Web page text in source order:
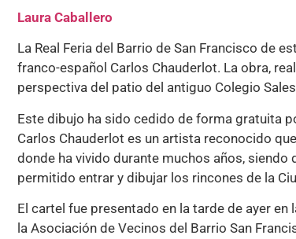
Laura Caballero
La Real Feria del Barrio de San Francisco de
franco-español Carlos Chauderlot. La obra,
perspectiva del patio del antiguo Colegio
Este dibujo ha sido cedido de forma gratuita
Carlos Chauderlot es un artista reconocido
donde ha vivido durante muchos años,
permitido entrar y dibujar los rincones de la
El cartel fue presentado en la tarde de ayer
la Asociación de Vecinos del Barrio San